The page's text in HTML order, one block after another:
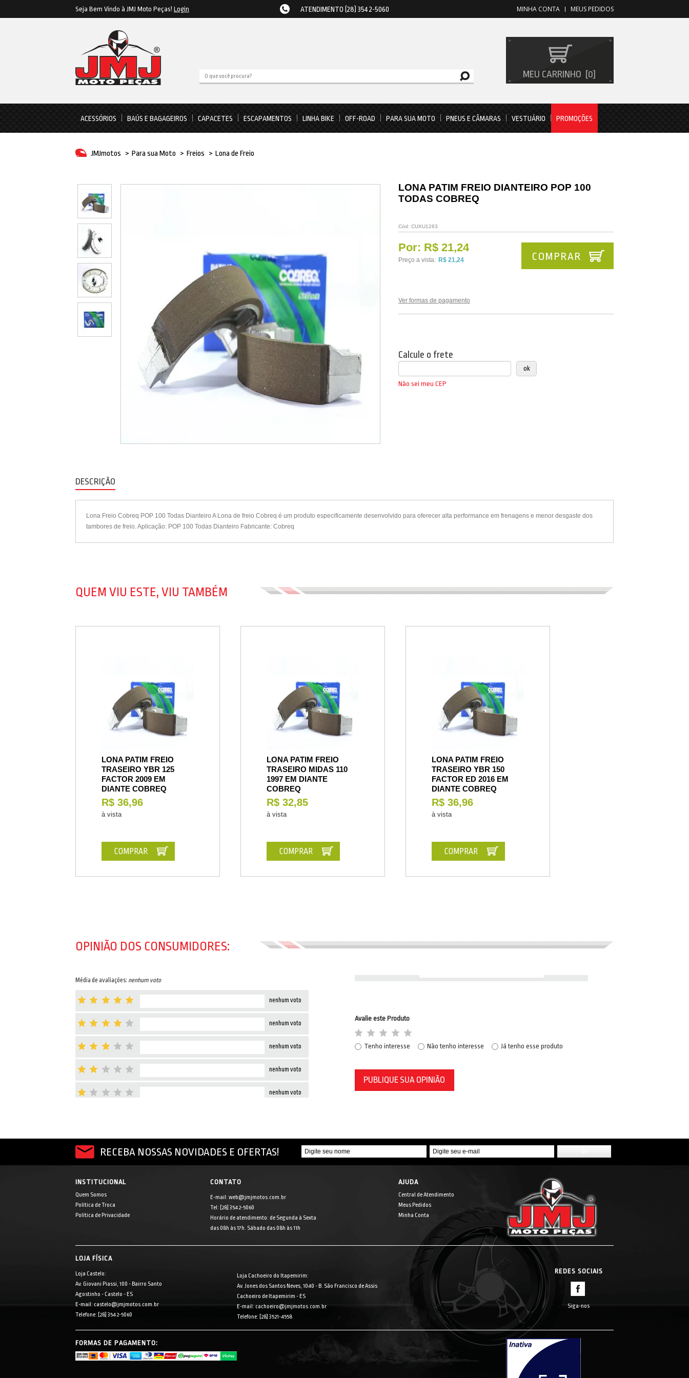
Seja Bem Vindo à JMJ Moto Peças! Login ATENDIMENTO (28) 3542-5060 MEUS PEDIDOS
MINHA CONTA
MEU CARRINHO 0
ACESSÓRIOS BAÚS E BAGAGEIROS CAPACETES ESCAPAMENTOS LINHA BIKE OFF-ROAD PARA SUA MOTO PNEUS E CÂMARAS VESTUÁRIO PROMOÇÕES
JMJmotos > Para sua Moto > Freios > Lona de Freio
LONA PATIM FREIO DIANTEIRO POP 100
TODAS COBREQ
Cód: CUXU1263
Por: R$ 21,24
Preço a vista: R$ 21,24
Ver formas de pagamento
COMPRAR
Calcule o frete
Não sei meu CEP
DESCRIÇÃO
Lona Freio Cobreq POP 100 Todas Dianteiro A Lona de freio Cobreq é um produto especificamente desenvolvido para oferecer alta performance em frenagens e menor desgaste dos
tambores de freio. Aplicação: POP 100 Todas Dianteiro Fabricante: Cobreq
QUEM VIU ESTE, VIU TAMBÉM
LONA PATIM FREIO
TRASEIRO YBR 125
FACTOR 2009 EM
DIANTE COBREQ
R$ 36,96
à vista
COMPRAR
LONA PATIM FREIO
TRASEIRO MIDAS 110
1997 EM DIANTE
COBREQ
R$ 32,85
à vista
COMPRAR
LONA PATIM FREIO
TRASEIRO YBR 150
FACTOR ED 2016 EM
DIANTE COBREQ
R$ 36,96
à vista
COMPRAR
OPINIÃO DOS CONSUMIDORES:
Média de avaliações: nenhum voto
nenhum voto
nenhum voto
nenhum voto
nenhum voto
nenhum voto
Avalie este Produto
Tenho interesse Não tenho interesse Já tenho esse produto
PUBLIQUE SUA OPINIÃO
RECEBA NOSSAS NOVIDADES E OFERTAS!
INSTITUCIONAL
Quem Somos
Política de Troca
Política de Privacidade
CONTATO
E-mail: web@jmjmotos.com.br
Tel: [28] 3542-5060
Horário de atendimento: de Segunda à Sexta
das 08h às 17h. Sábado das 08h às 11h
AJUDA
Central de Atendimento
Meus Pedidos
Minha Conta
LOJA FÍSICA
Loja Castelo:
Av. Giovani Piassi, 100 - Bairro Santo
Agostinho - Castelo - ES
E-mail: castelo@jmjmotos.com.br
Telefone: [28] 3542-5060
Loja Cachoeiro do Itapemirim:
Av. Jones dos Santos Neves, 1040 - B. São Francisco de Assis
Cachoeiro de Itapemirim - ES
E-mail: cachoeiro@jmjmotos.com.br
Telefone: [28] 3521-4558
REDES SOCIAIS
Siga-nos
FORMAS DE PAGAMENTO: